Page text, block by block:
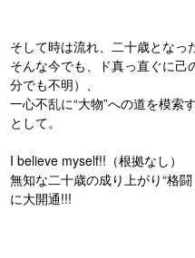
そして時は流れ、二十歳となっ
そんな今でも、ド真っ直ぐに己
分でも不明）、
一心不乱に“大物”への道を模
として。
I believe myself!!（根拠なし）
無知な二十歳の成り上がり“格
に大開通!!!